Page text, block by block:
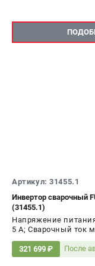
Артикул: 31455.1
Инвертор сварочный
(31455.1)
Напряжение
5 А; Сварочный ток
Мощность: 14 кВт
321 699 ₽ После